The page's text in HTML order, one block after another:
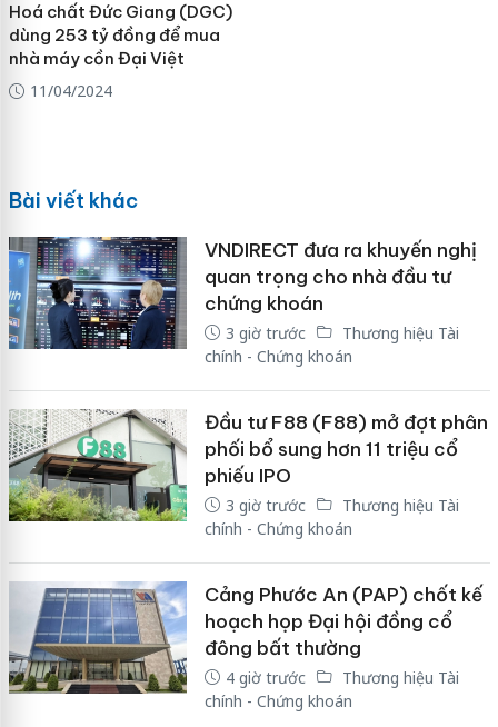
Hoá chất Đức Giang (DGC)
dùng 253 tỷ đồng để mua
nhà máy cồn Đại Việt
11/04/2024
Bài viết khác
VNDIRECT đưa ra khuyến nghị
quan trọng cho nhà đầu tư
chứng khoán
3 giờ trước
Thương hiệu Tài
chính - Chứng khoán
Đầu tư F88 (F88) mở đợt phân
phối bổ sung hơn 11 triệu cổ
phiếu IPO
3 giờ trước
Thương hiệu Tài
chính - Chứng khoán
Cảng Phước An (PAP) chốt kế
hoạch họp Đại hội đồng cổ
đông bất thường
4 giờ trước
Thương hiệu Tài
chính - Chứng khoán